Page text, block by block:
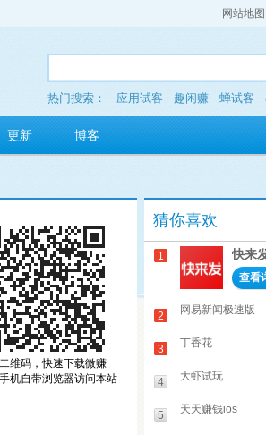
网站地图
热门搜索： 应用试客 趣闲赚 蝉试客
多玩红包
更新 博客
维码，快速下载微赚
机自带浏览器访问本站
猜你喜欢
1 快来
查看
2 网易新闻极速版
3 丁香花
4 大虾试玩
5 天天赚钱ios